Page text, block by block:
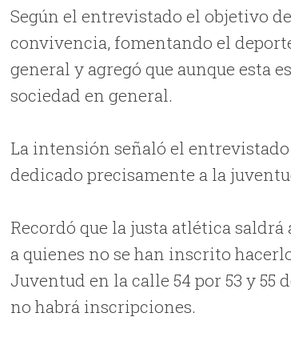
Según el entrevistado el objetivo
convivencia, fomentando el
general y agregó que aunque esta
sociedad en general.
La intensión señaló el entrevistado
dedicado precisamente a la
Recordó que la justa atlética
a quienes no se han inscrito
Juventud en la calle 54 por 53 y 55
no habrá inscripciones.